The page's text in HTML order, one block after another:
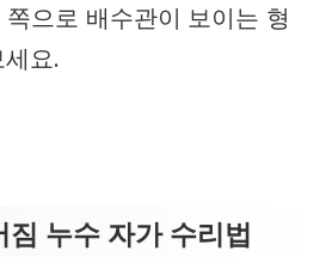
으로 배수관이 보이는 형
요.
짐 누수 자가 수리법